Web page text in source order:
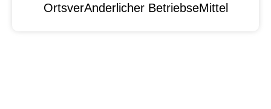
OrtsverAnderlicher BetriebseMittel